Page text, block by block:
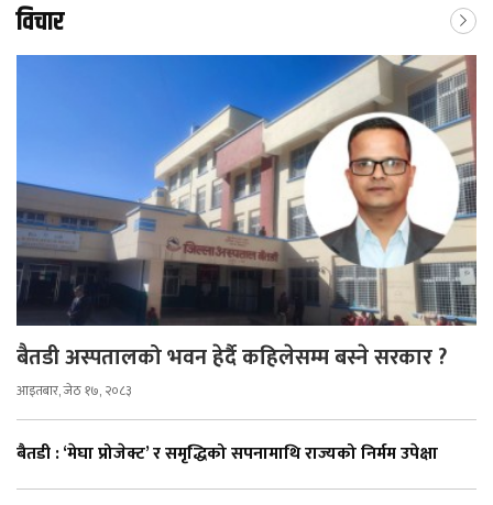
विचार
बैतडी अस्पतालको भवन हेर्दै कहिलेसम्म बस्ने सरकार ?
आइतबार, जेठ १७, २०८३
बैतडी : ‘मेघा प्रोजेक्ट’ र समृद्धिको सपनामाथि राज्यको निर्मम उपेक्षा